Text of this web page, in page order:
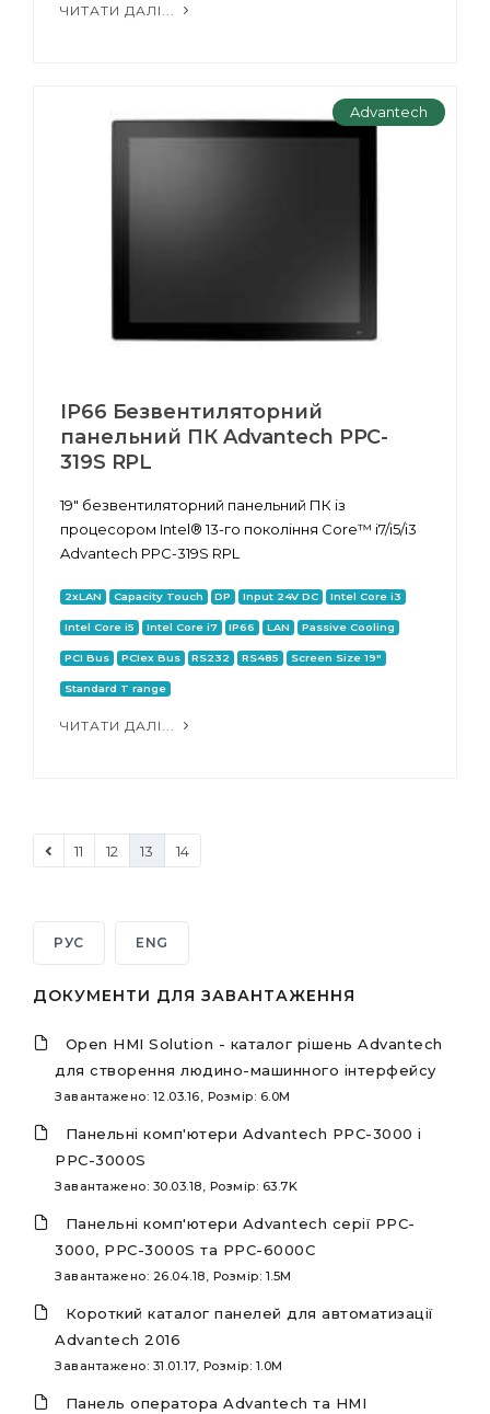
ЧИТАТИ ДАЛІ...
Advantech
IP66 Безвентиляторний
панельний ПК Advantech PPC-
319S RPL
19" безвентиляторний панельний ПК із
процесором Intel® 13-го покоління Core™ i7/i5/i3
Advantech PPC-319S RPL
2xLAN Capacity Touch DP Input 24V DC Intel Core i3
Intel Core i5 Intel Core i7 IP66 LAN Passive Cooling
PCI Bus PCIex Bus RS232 RS485 Screen Size 19"
Standard T range
ЧИТАТИ ДАЛІ...
11 12 13 14
РУС ENG
ДОКУМЕНТИ ДЛЯ ЗАВАНТАЖЕННЯ
Open HMI Solution - каталог рішень Advantech
для створення людино-машинного інтерфейсу
Завантажено: 12.03.16, Розмір: 6.0M
Панельні комп'ютери Advantech PPC-3000 і
PPC-3000S
Завантажено: 30.03.18, Розмір: 63.7K
Панельні комп'ютери Advantech серії PPC-
3000, PPC-3000S та PPC-6000C
Завантажено: 26.04.18, Розмір: 1.5M
Короткий каталог панелей для автоматизації
Advantech 2016
Завантажено: 31.01.17, Розмір: 1.0M
Панель оператора Advantech та HMI